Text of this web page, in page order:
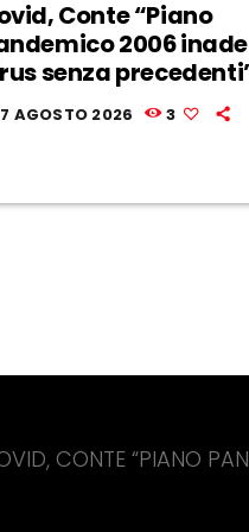
Conte “Piano
2006
senza
7 AGOSTO 2026 3
“PIANO PANDEMICO